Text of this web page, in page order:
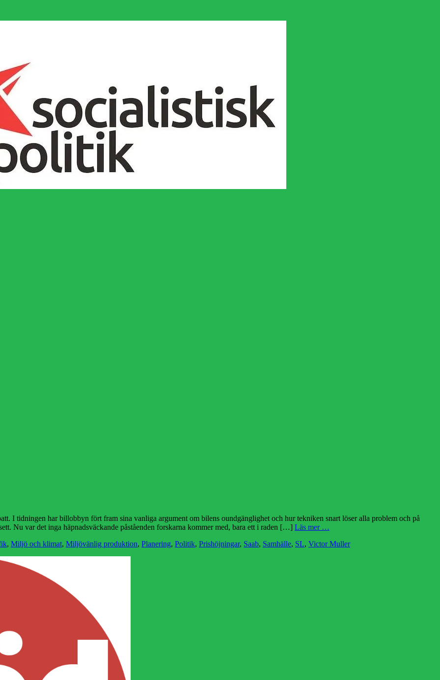
I tidningen har billobbyn fört fram sina vanliga argument om bilens oundgänglighet och hur tekniken snart löser alla problem och på
Nu var det inga häpnadsväckande påståenden forskarna kommer med, bara ett i raden […] Läs mer …
, Miljö och klimat, Miljövänlig produktion, Planering, Politik, Prishöjningar, Saab, Samhälle, SL, Victor Muller